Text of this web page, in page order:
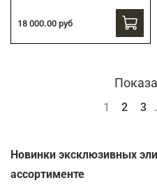
18 000.00 руб
1 2 3
Новинки эксклюзивных
ассортименте